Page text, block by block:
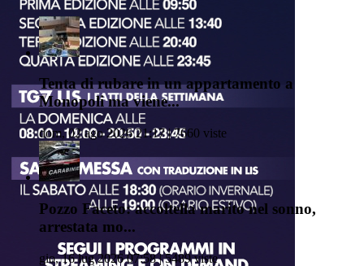
Tenta di rubare in un appartamento a
Monopoli ma viene...
dom, 02 ago 2026 21:17 | 7660 viste
Pozzo Faceto: accoltella marito nel sonno,
arrestata mo...
gio, 16 lug 2026 07:58 | 5489 viste